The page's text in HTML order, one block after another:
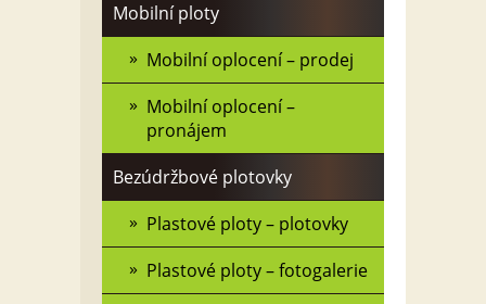
Mobilní ploty
Mobilní oplocení – prodej
Mobilní oplocení –
pronájem
Bezúdržbové plotovky
Plastové ploty – plotovky
Plastové ploty – fotogalerie